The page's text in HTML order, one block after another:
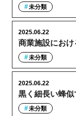
未分類
商業施設にお
2025.06.22
未分類
黒く細長い蜂
2025.06.22
未分類